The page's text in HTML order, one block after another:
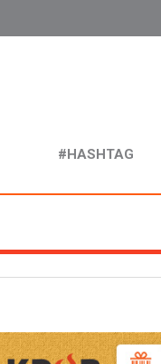
#HASHTAG